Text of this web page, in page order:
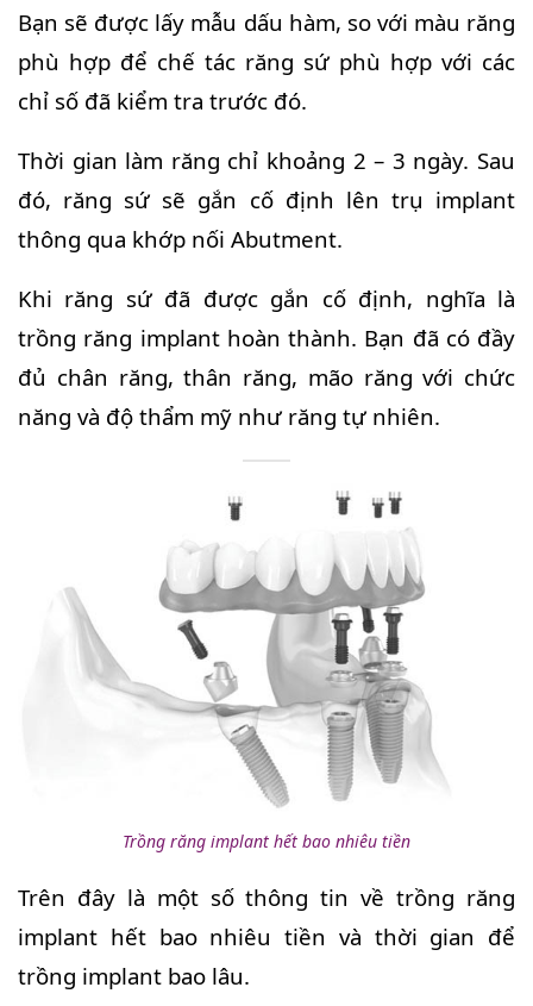
Bạn sẽ được lấy mẫu dấu hàm, so với màu răng
phù hợp để chế tác răng sứ phù hợp với các
chỉ số đã kiểm tra trước đó.
Thời gian làm răng chỉ khoảng 2 – 3 ngày. Sau
đó, răng sứ sẽ gắn cố định lên trụ implant
thông qua khớp nối Abutment.
Khi răng sứ đã được gắn cố định, nghĩa là
trồng răng implant hoàn thành. Bạn đã có đầy
đủ chân răng, thân răng, mão răng với chức
năng và độ thẩm mỹ như răng tự nhiên.
Trồng răng implant hết bao nhiêu tiền
Trên đây là một số thông tin về trồng răng
implant hết bao nhiêu tiền và thời gian để
trồng implant bao lâu.